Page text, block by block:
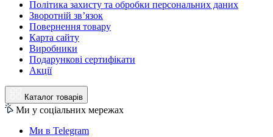
Політика захисту та обробки персональних даних
Зворотній зв’язок
Повернення товару
Карта сайту
Виробники
Подарункові сертифікати
Акції
Каталог товарів
Ми у соціальних мережах
Ми в Telegram